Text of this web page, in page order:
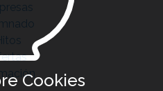
Hitos
Cookies